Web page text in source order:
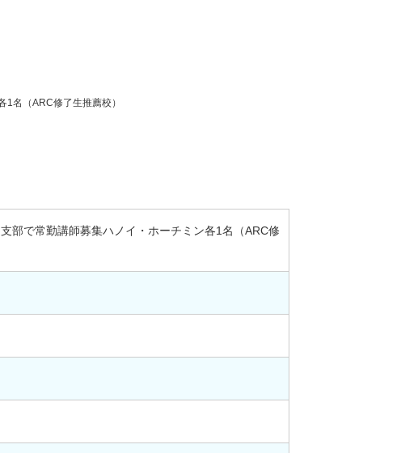
名（ARC修了生推薦校）
部で常勤講師募集ハノイ・ホーチミン各1名（ARC修